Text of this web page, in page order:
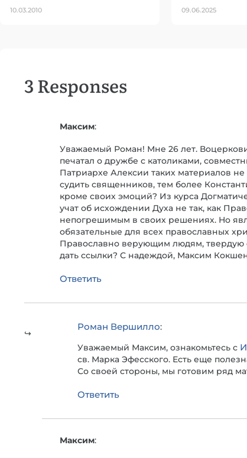
10.03.2010 09.06.2025
3 Responses
Максим:
Уважаемый Роман! Мне 26 лет.
печатал о дружбе с католиками,
Патриархе Алексии таких материалов
судить священников, тем более
кроме своих эмоций? Из курса
учат об исхождении Духа не так, как
непогрешимым в своих решениях. Но
обязательные для всех православных
Православно верующим людям, твердую
дать ссылки? С надеждой, Максим
Ответить
Роман Вершилло:
Уважаемый Максим, ознакомьтесь с
св. Марка Эфесского. Есть еще
Со своей стороны, мы готовим ряд
Ответить
Максим: